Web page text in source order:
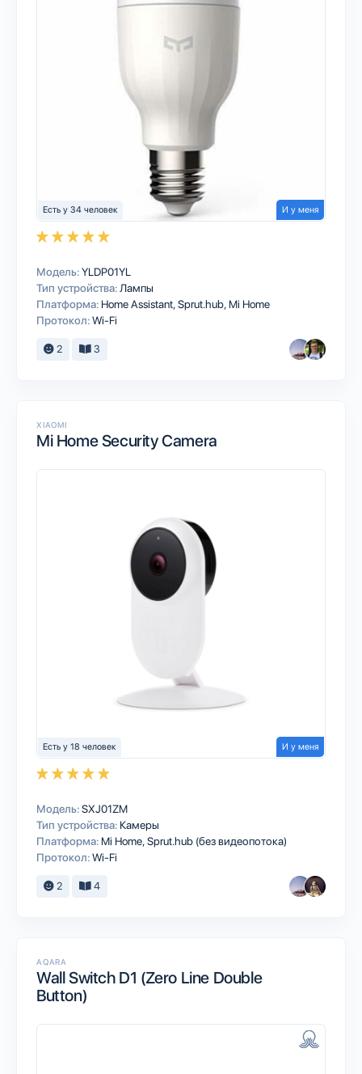
Есть у 34 человек И у меня
Модель:YLDP01YL
Тип устройства:Лампы
Платформа: Home AssistantSprut.hub Mi Home
Протокол:Wi-Fi
2 3
XIAOMI
Mi Home Security Camera
Есть у 18 человек И у меня
Модель:SXJ01ZM
Тип устройства: Камеры
Платформа: Mi HomeSprut.hub (без видеопотока)
Протокол:Wi-Fi
2 4
AQARA
Wall Switch D1 (Zero Line Double
Button)